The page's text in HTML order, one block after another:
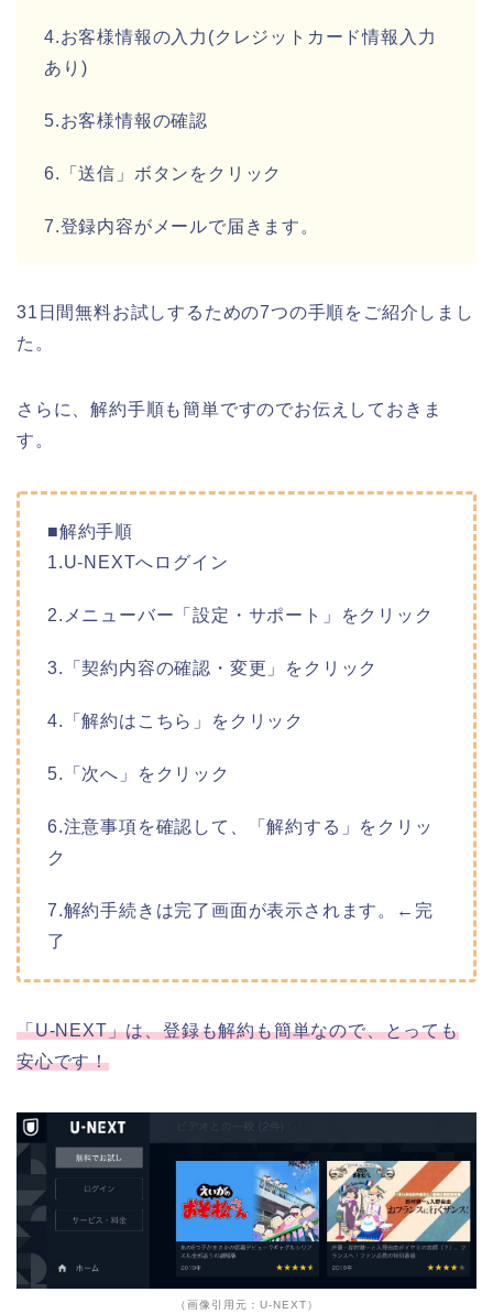
4.お客様情報の入力(クレジットカード情報入力
あり)
5.お客様情報の確認
6.「送信」ボタンをクリック
7.登録内容がメールで届きます。
31日間無料お試しするための7つの手順をご紹介しまし
た。
さらに、解約手順も簡単ですのでお伝えしておきま
す。
■解約手順
1.U-NEXTへログイン
2.メニューバー「設定・サポート」をクリック
3.「契約内容の確認・変更」をクリック
4.「解約はこちら」をクリック
5.「次へ」をクリック
6.注意事項を確認して、「解約する」をクリッ
ク
7.解約手続きは完了画面が表示されます。←完
了
「U-NEXT」は、登録も解約も簡単なので、とっても
安心です！
（画像引用元：U-NEXT）